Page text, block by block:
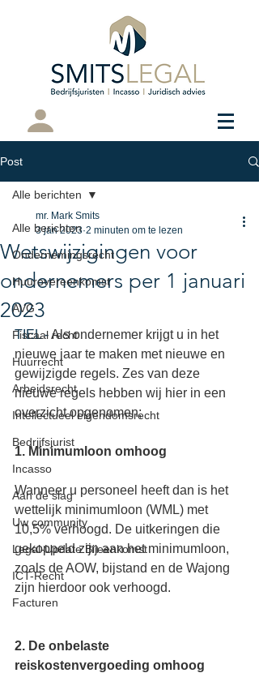
Cliëntenportaal
Post
Alle berichten
Ondernemingsrecht
Huurovereenkomst
AVG
Fiscaal recht
Huurrecht
Arbeidsrecht
Intellectueel eigendomsrecht
Bedrijfsjurist
Incasso
Aan de slag
Uw community
Legal-Update Bijeenkomst
ICT-Recht
Facturen
Alle berichten
Wetswijzigingen voor
ondernemers per 1 januari
2023
mr. Mark Smits
3 jan 2023 2 minuten om te lezen
TIEL - Als ondernemer krijgt u in het
nieuwe jaar te maken met nieuwe en
gewijzigde regels. Zes van deze
nieuwe regels hebben wij hier in een
overzicht opgenomen;
1. Minimumloon omhoog
Wanneer u personeel heeft dan is het
wettelijk minimumloon (WML) met
10,5% verhoogd. De uitkeringen die
gekoppeld zijn aan het minimumloon,
zoals de AOW, bijstand en de Wajong
zijn hierdoor ook verhoogd.
2. De onbelaste
reiskostenvergoeding omhoog